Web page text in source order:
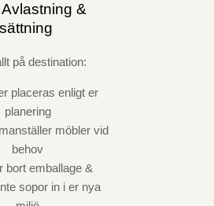
&
på destination:
placeras enligt er
planering
möbler vid
behov
bort emballage &
sopor in i er nya